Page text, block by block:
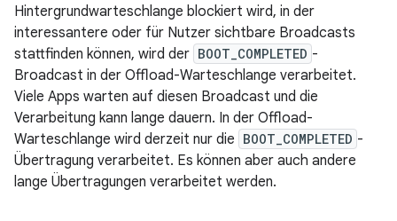
Hintergrundwarteschlange blockiert wird, in der
interessantere oder für Nutzer sichtbare Broadcasts
stattfinden können, wird der BOOT_COMPLETED -
Broadcast in der Offload-Warteschlange verarbeitet.
Viele Apps warten auf diesen Broadcast und die
Verarbeitung kann lange dauern. In der Offload-
Warteschlange wird derzeit nur die BOOT_COMPLETED -
Übertragung verarbeitet. Es können aber auch andere
lange Übertragungen verarbeitet werden.